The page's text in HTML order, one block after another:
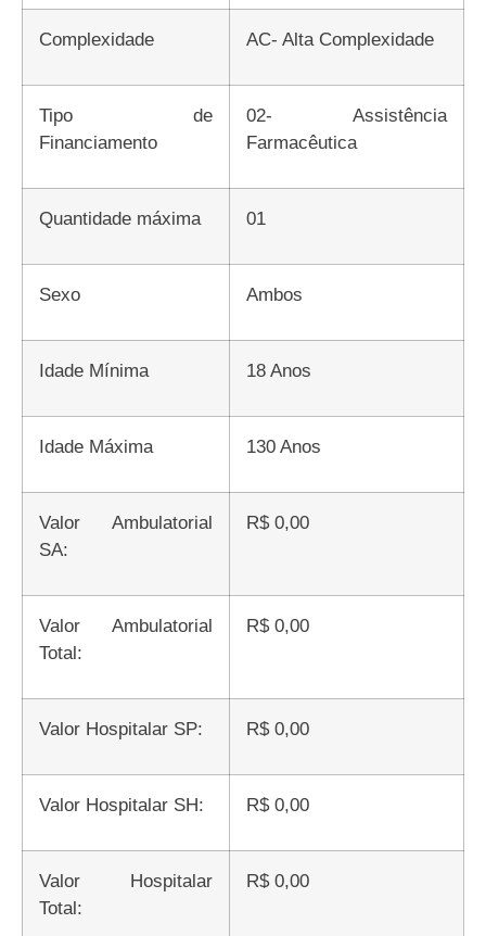
Complexidade AC- Alta Complexidade
Tipo de
Financiamento
02- Assistência
Farmacêutica
Quantidade máxima 01
Sexo Ambos
Idade Mínima 18 Anos
Idade Máxima 130 Anos
Valor Ambulatorial
SA:
R$ 0,00
Valor Ambulatorial
Total:
R$ 0,00
Valor Hospitalar SP: R$ 0,00
Valor Hospitalar SH: R$ 0,00
Valor Hospitalar
Total:
R$ 0,00